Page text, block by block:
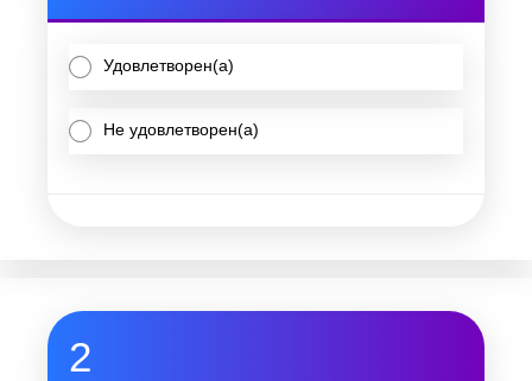
Удовлетворен(а)
Не удовлетворен(а)
2